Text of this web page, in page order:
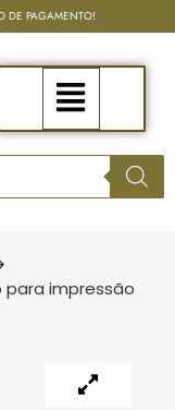
DE PAGAMENTO!
para impressão